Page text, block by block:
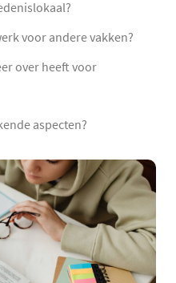
voor andere vakken?
over heeft voor
aspecten?